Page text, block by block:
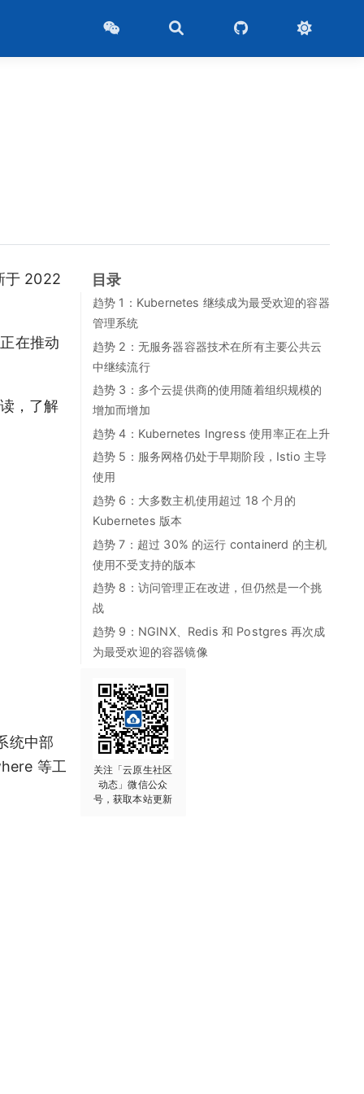
目录
趋势 1：Kubernetes 继续成为最受欢迎的容器
管理系统
趋势 2：无服务器容器技术在所有主要公共云
中继续流行
趋势 3：多个云提供商的使用随着组织规模的
增加而增加
趋势 4：Kubernetes Ingress 使用率正在上升
趋势 5：服务网格仍处于早期阶段，Istio 主导
使用
趋势 6：大多数主机使用超过 18 个月的
Kubernetes 版本
趋势 7：超过 30% 的运行 containerd 的主机
使用不受支持的版本
趋势 8：访问管理正在改进，但仍然是一个挑
战
趋势 9：NGINX、Redis 和 Postgres 再次成
为最受欢迎的容器镜像
关注「云原生社区
动态」微信公众
号，获取本站更新
于 2022
在推动
，了解
统中部
等工